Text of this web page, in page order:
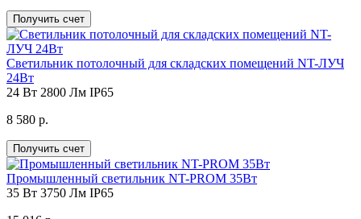
Получить счет
Светильник потолочный для складских помещений NT-ЛУЧ
24Вт
24 Вт 2800 Лм IP65
8 580 р.
Получить счет
Промышленный светильник NT-PROM 35Вт
35 Вт 3750 Лм IP65